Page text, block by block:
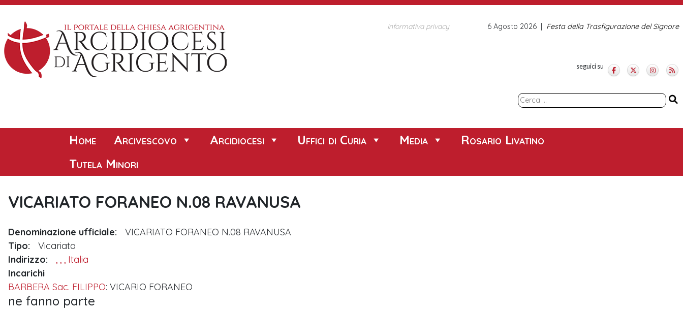
Skip
content
Informativa privacy Festa della Trasfigurazione del Signore
6 Agosto 2026
seguici su
Ricerca
Home Arcivescovo Arcidiocesi Uffici di Curia Media
Rosario Livatino
Tutela Minori
VICARIATO FORANEO N.08 RAVANUSA
Denominazione ufficiale:
VICARIATO FORANEO N.08 RAVANUSA
Tipo:
Vicariato
Indirizzo:
, , , Italia
Incarichi
BARBERA Sac. FILIPPO: VICARIO FORANEO
ne fanno parte